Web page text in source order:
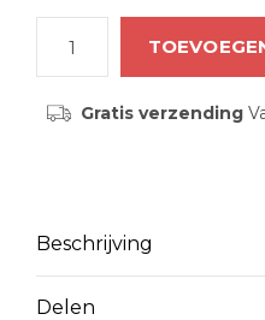
Gratis verzending
Beschrijving
Delen